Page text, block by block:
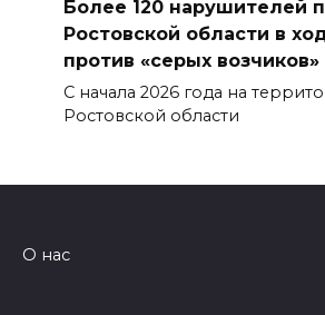
Более 120 нарушителей
Ростовской области в
против «серых возчиков»
С начала 2026 года на
Ростовской области
О нас